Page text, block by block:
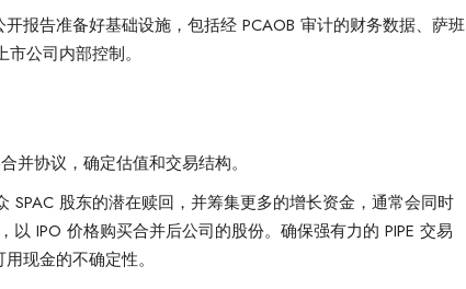
报告准备好基础设施，包括经 PCAOB 审计的财务数据、萨班
公司内部控制。
并协议，确定估值和交易结构。
SPAC 股东的潜在赎回，并筹集更多的增长资金，通常会同时
以 IPO 价格购买合并后公司的股份。确保强有力的 PIPE 交易
现金的不确定性。